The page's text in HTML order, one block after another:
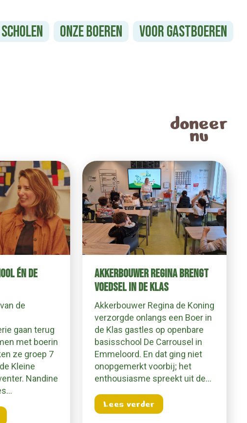
Onze boeren
Voor gastboeren
doneer
nu
ÉN DE
de
gaan terug
met boerin
ze groep 7
Kleine
Nandine
Terug naar school én de bron
AKKERBOUWER REGINA BRENGT
VOEDSEL IN DE KLAS
Akkerbouwer Regina de Koning
verzorgde onlangs een Boer in
de Klas gastles op openbare
basisschool De Carrousel in
Emmeloord. En dat ging niet
onopgemerkt voorbij; het
enthousiasme spreekt uit de…
Lees verderabout Akkerbouwer